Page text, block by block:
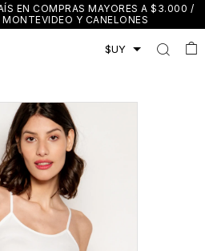
EN COMPRAS MAYORES A $3.000 /
MONTEVIDEO Y CANELONES